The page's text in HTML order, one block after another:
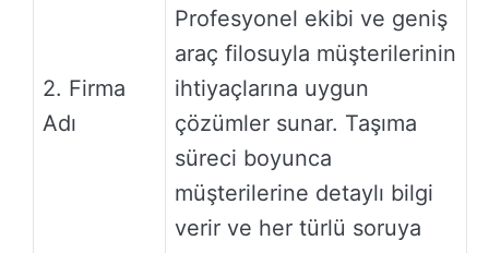
2. Firma
Adı
Profesyonel ekibi ve geniş
araç filosuyla müşterilerinin
ihtiyaçlarına uygun
çözümler sunar. Taşıma
süreci boyunca
müşterilerine detaylı bilgi
verir ve her türlü soruya